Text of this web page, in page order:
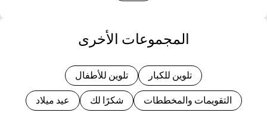
المجموعات الأخرى
تلوين للكبار تلوين للأطفال
التقويمات والمخططات شكرًا لك عيد ميلاد